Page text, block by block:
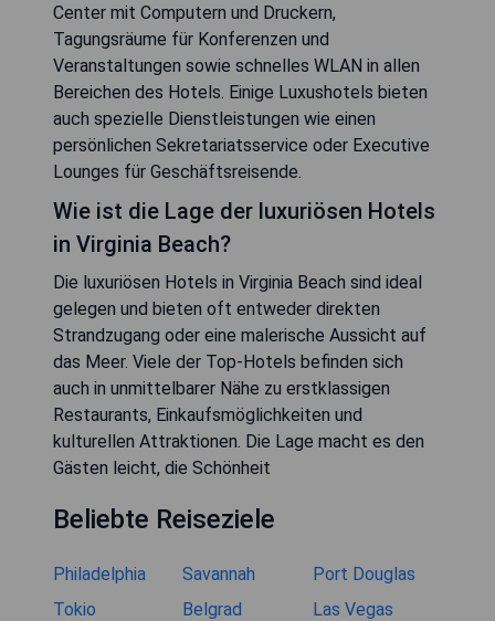
Center mit Computern und Druckern,
Tagungsräume für Konferenzen und
Veranstaltungen sowie schnelles WLAN in allen
Bereichen des Hotels. Einige Luxushotels bieten
auch spezielle Dienstleistungen wie einen
persönlichen Sekretariatsservice oder Executive
Lounges für Geschäftsreisende.
Wie ist die Lage der luxuriösen Hotels
in Virginia Beach?
Die luxuriösen Hotels in Virginia Beach sind ideal
gelegen und bieten oft entweder direkten
Strandzugang oder eine malerische Aussicht auf
das Meer. Viele der Top-Hotels befinden sich
auch in unmittelbarer Nähe zu erstklassigen
Restaurants, Einkaufsmöglichkeiten und
kulturellen Attraktionen. Die Lage macht es den
Gästen leicht, die Schönheit
Beliebte Reiseziele
Philadelphia Savannah
Port Douglas
Tokio
Belgrad Las Vegas